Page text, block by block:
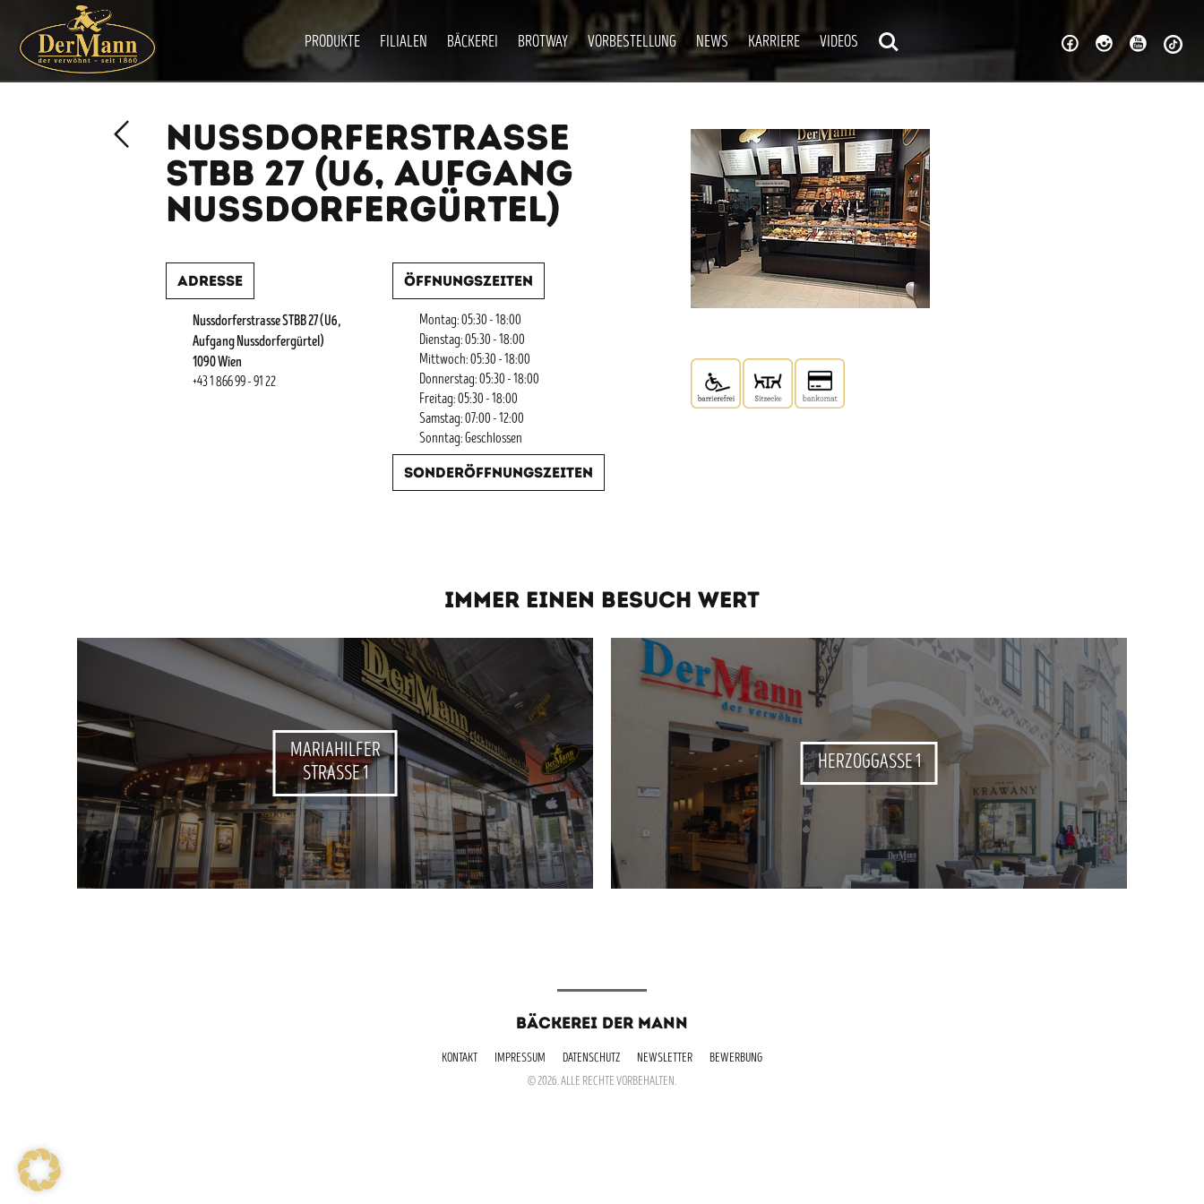
PRODUKTE FILIALEN BÄCKEREI BROTWAY VORBESTELLUNG NEWS KARRIERE VIDEOS
NUSSDORFERSTRASSE
STBB 27 (U6, AUFGANG
NUSSDORFERGÜRTEL)
Adresse
Nussdorferstrasse STBB 27 (U6,
Aufgang Nussdorfergürtel)
1090 Wien
+43 1 866 99 - 91 22
Öffnungszeiten
Montag: 05:30 - 18:00
Dienstag: 05:30 - 18:00
Mittwoch: 05:30 - 18:00
Donnerstag: 05:30 - 18:00
Freitag: 05:30 - 18:00
Samstag: 07:00 - 12:00
Sonntag: Geschlossen
Sonderöffnungszeiten
IMMER EINEN BESUCH WERT
MARIAHILFER
STRASSE 1
HERZOGGASSE 1
BÄCKEREI DER MANN
KONTAKT IMPRESSUM DATENSCHUTZ NEWSLETTER
BEWERBUNG
© 2026. ALLE RECHTE VORBEHALTEN.